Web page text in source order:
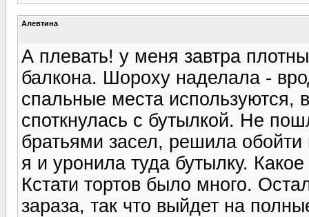
Алевтина
А плевать! у меня завтра
балкона. Шороху наделала -
спальные места
споткнулась с бутылкой. Не
братьями засел, решила
я и уронила туда бутылку.
Кстати тортов было много.
зараза, так что выйдет на